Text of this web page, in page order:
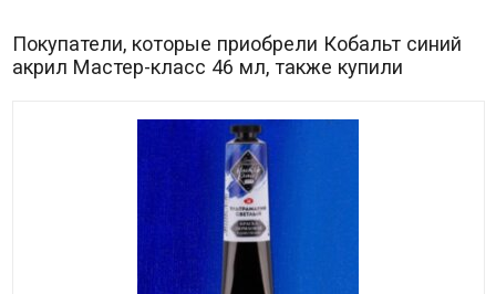
Покупатели, которые приобрели Кобальт синий
акрил Мастер-класс 46 мл, также купили